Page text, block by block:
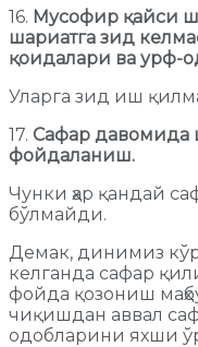
16. Мусофир қайси
шариатга зид
қоидалари ва урф-
Уларга зид иш
17. Сафар давомида
фойдаланиш.
Чунки ҳар қандай
бўлмайди.
Демак, динимиз
келганда сафар
фойда қозониш
чиқишдан аввал
одобларини яхши